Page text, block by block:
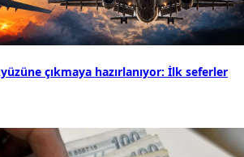
çıkmaya hazırlanıyor: İlk seferler